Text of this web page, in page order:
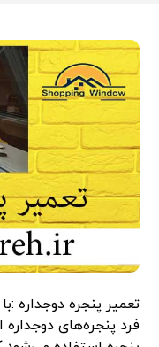
تعمیر پنجره دوجداره
فرد پنجره‌های دوجداره